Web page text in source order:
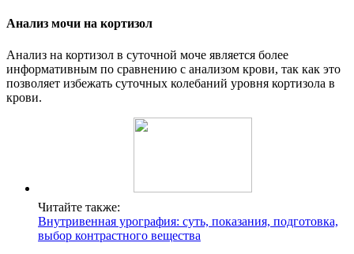
Анализ мочи на кортизол
Анализ на кортизол в суточной моче является более
информативным по сравнению с анализом крови, так как это
позволяет избежать суточных колебаний уровня кортизола в
крови.
Читайте также:
Внутривенная урография: суть, показания, подготовка,
выбор контрастного вещества